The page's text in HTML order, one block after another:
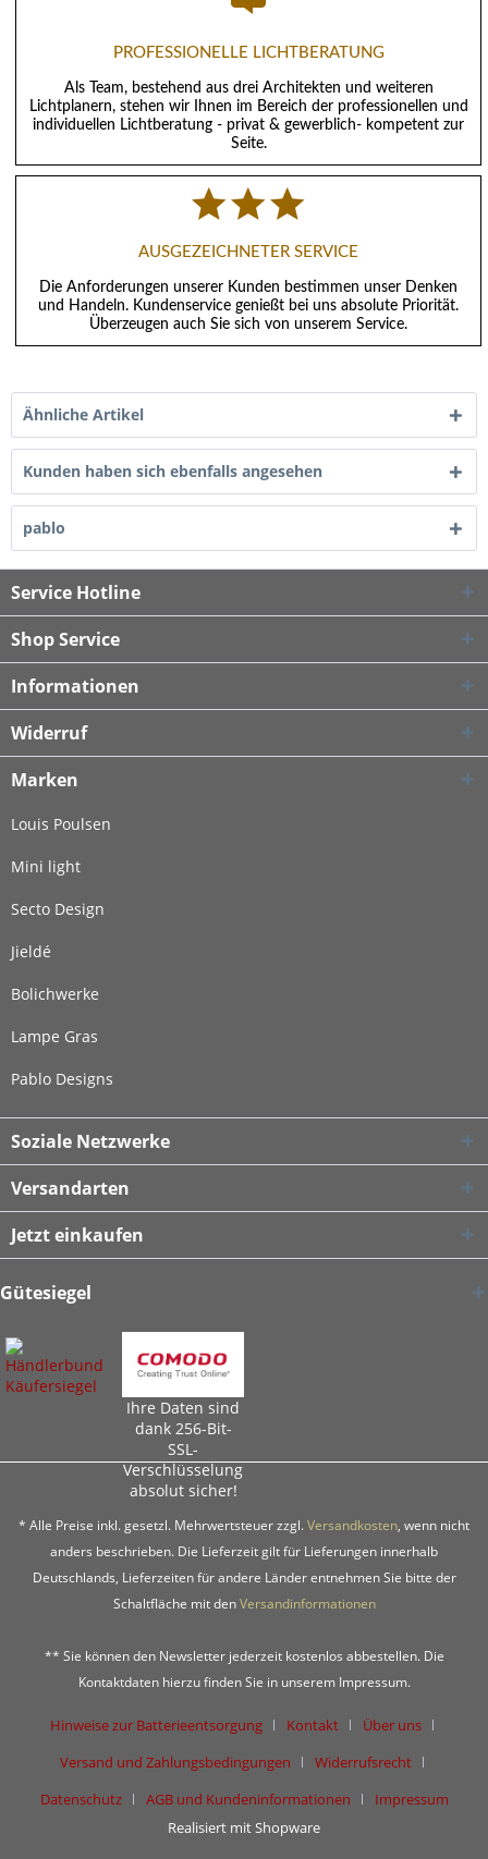
PROFESSIONELLE LICHTBERATUNG
Als Team, bestehend aus drei Architekten und weiteren
Lichtplanern, stehen wir Ihnen im Bereich der professionellen und
individuellen Lichtberatung - privat & gewerblich- kompetent zur
Seite.
AUSGEZEICHNETER SERVICE
Die Anforderungen unserer Kunden bestimmen unser Denken
und Handeln. Kundenservice genießt bei uns absolute Priorität.
Überzeugen auch Sie sich von unserem Service.
Ähnliche Artikel
Kunden haben sich ebenfalls angesehen
pablo
Service Hotline
Shop Service
Informationen
Widerruf
Marken
Louis Poulsen
Mini light
Secto Design
Jieldé
Bolichwerke
Lampe Gras
Pablo Designs
Soziale Netzwerke
Versandarten
Jetzt einkaufen
Gütesiegel
Ihre Daten sind
dank 256-Bit-
SSL-
Verschlüsselung
absolut sicher!
* Alle Preise inkl. gesetzl. Mehrwertsteuer zzgl.Versandkosten, wenn nicht
anders beschrieben. Die Lieferzeit gilt für Lieferungen innerhalb
Deutschlands, Lieferzeiten für andere Länder entnehmen Sie bitte der
Schaltfläche mit denVersandinformationen
** Sie können den Newsletter jederzeit kostenlos abbestellen. Die
Kontaktdaten hierzu finden Sie in unserem Impressum.
Hinweise zur Batterieentsorgung Kontakt
Über uns
Versand und Zahlungsbedingungen
Widerrufsrecht
Datenschutz
AGB und Kundeninformationen
Impressum
Realisiert mit Shopware